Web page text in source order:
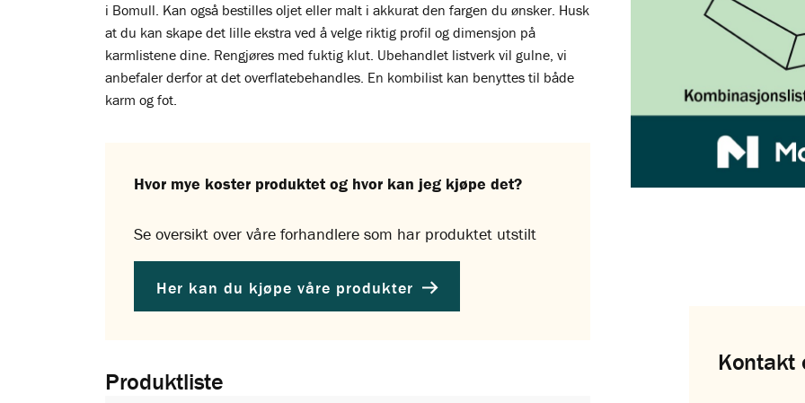
i Bomull. Kan også bestilles oljet eller malt i akkurat den fargen du ønsker. Husk
at du kan skape det lille ekstra ved å velge riktig profil og dimensjon på
karmlistene dine. Rengjøres med fuktig klut. Ubehandlet listverk vil gulne, vi
anbefaler derfor at det overflatebehandles. En kombilist kan benyttes til både
karm og fot.
Hvor mye koster produktet og hvor kan jeg kjøpe det?
Se oversikt over våre forhandlere som har produktet utstilt
Her kan du kjøpe våre produkter
Produktliste
Kontakt